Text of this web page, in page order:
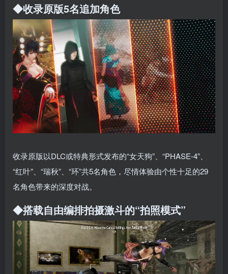
◆收录原版5名追加角色
收录原版以DLC或特典形式发布的“女天狗”、“PHASE-4”、
“红叶”、“瑞秋”、“环”共5名角色，尽情体验由个性十足的29
名角色带来的深度对战。
◆搭载自由编排拍摄激斗的“拍照模式”